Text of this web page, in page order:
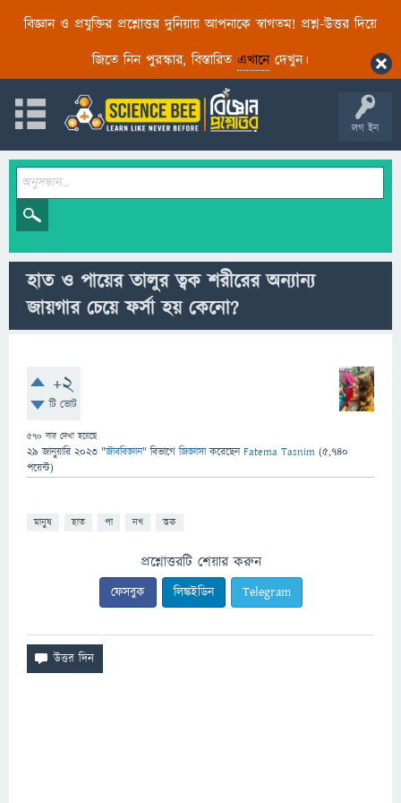
বিজ্ঞান ও প্রযুক্তির প্রশ্নোত্তর দুনিয়ায় আপনাকে স্বাগতম! প্রশ্ন-উত্তর দিয়ে
জিতে নিন পুরস্কার, বিস্তারিত এখানেদেখুন।
লগ ইন
হাত ও পায়ের তালুর ত্বক শরীরের অন্যান্য
জায়গার চেয়ে ফর্সা হয় কেনো?
+2
টি ভোট
570 বার দেখা হয়েছে
29 জানুয়ারি 2023 "জীববিজ্ঞান" বিভাগে জিজ্ঞাসাকরেছেনFatema Tasnim (5,740
পয়েন্ট)
মানুষ হাত পা নখ ত্বক
প্রশ্নোত্তরটি শেয়ার করুন
ফেসবুক লিঙ্কইডিন Telegram